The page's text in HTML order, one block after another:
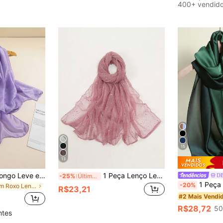
400+
1 Peça Cachecol Longo Leve e Macio de Cor Sólida para Todas as Estações Ao Ar Livre
em Roxo Lenços Femininos
13
-25% Últimos 3 dias 1 Peça Lenço Leve de Cor Sólida com Lantejoulas para Mulheres, Lenço de Cabeça, Hijab do Oriente Médio, Xale Decorativo, Protetor Solar, Adequado para Uso Diário, Essencial para Viagens, Toalha de Praia
R$23,21
15
-20% 1 Peça Novo Xale/Lenço Envoltório
#2 Mais
R$28,72